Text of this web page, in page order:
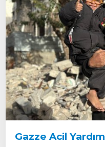
Gazze Acil Yardım